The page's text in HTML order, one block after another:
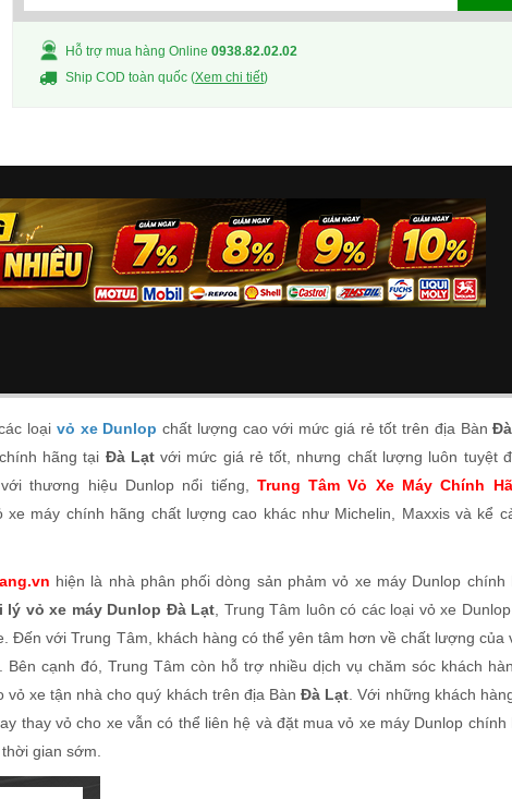
Hỗ trợ mua hàng Online 0938.82.02.02
Ship COD toàn quốc (Xem chi tiết)
loại vỏ xe Dunlop chất lượng cao với mức giá rẻ tốt trên địa Bàn
hãng tại Đà Lạtvới mức giá rẻ tốt, nhưng chất lượng luôn tuyệt
thương hiệu Dunlop nổi tiếng, Trung Tâm Vỏ Xe Máy Chính
xe máy chính hãng chất lượng cao khác như Michelin, Maxxis và kể
hiện là nhà phân phối dòng sản phảm vỏ xe máy Dunlop chính
lý vỏ xe máy Dunlop Đà Lạt , Trung Tâm luôn có các loại vỏ xe
Đến với Trung Tâm, khách hàng có thể yên tâm hơn về chất lượng của
cạnh đó, Trung Tâm còn hỗ trợ nhiều dịch vụ chăm sóc khách
xe tận nhà cho quý khách trên địa BànĐà Lạt . Với những khách
thay vỏ cho xe vẫn có thể liên hệ và đặt mua vỏ xe máy Dunlop chính
gian sớm.